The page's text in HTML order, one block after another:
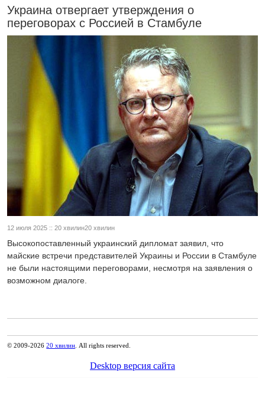
Украина отвергает утверждения о
переговорах с Россией в Стамбуле
12 июля 2025 :: 20 хвилин20 хвилин
Высокопоставленный украинский дипломат заявил, что
майские встречи представителей Украины и России в Стамбуле
не были настоящими переговорами, несмотря на заявления о
возможном диалоге.
© 2009-202620 хвилин . All rights reserved.
Desktop версия сайта